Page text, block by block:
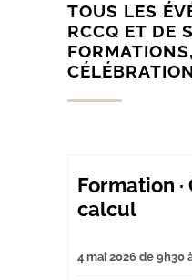
TOUS LES
RCCQ ET DE
FORMATIONS,
Formation
calcul
4 mai 2026 de 9h30